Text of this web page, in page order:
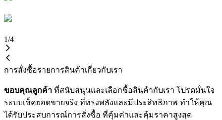
1/4
การสั่งซื้อรายการสินค้าเกี่ยวกับเรา
ขอบคุณลูกค้า ที่สนับสนุนและเลือกซื้อสินค้ากับเรา โปรดมั่นใจ
ระบบเช็คยอดขายจริง ที่ทรงพลังและมีประสิทธิภาพ ทำให้คุณ
ได้รับประสบการณ์การสั่งซื้อ ที่คุ้มค่าและคุ้มราคาสูงสุด